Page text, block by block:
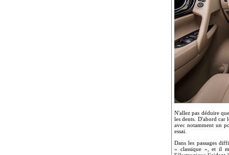
N'allez pas déduire
les dents. D'abord car
avec notamment un
essai.
Dans les passages
« classique », et il